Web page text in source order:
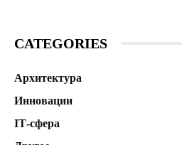
CATEGORIES
Архитектура
Инновации
ІТ-сфера